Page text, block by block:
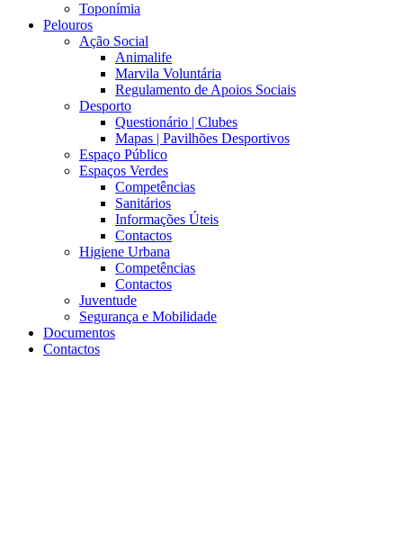
Toponímia
Pelouros
Ação Social
Animalife
Marvila Voluntária
Regulamento de Apoios Sociais
Desporto
Questionário | Clubes
Mapas | Pavilhões Desportivos
Espaço Público
Espaços Verdes
Competências
Sanitários
Informações Úteis
Contactos
Higiene Urbana
Competências
Contactos
Juventude
Segurança e Mobilidade
Documentos
Contactos